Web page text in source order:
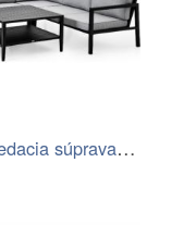
Brafab Sedacia súprava BELFORT čierna -…